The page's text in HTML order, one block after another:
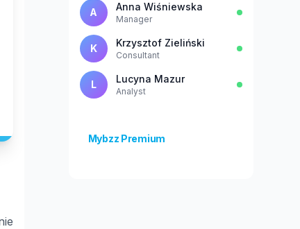
A Anna Wiśniewska
Manager
K Krzysztof Zieliński
Consultant
L Lucyna Mazur
Analyst
Mybzz Premium